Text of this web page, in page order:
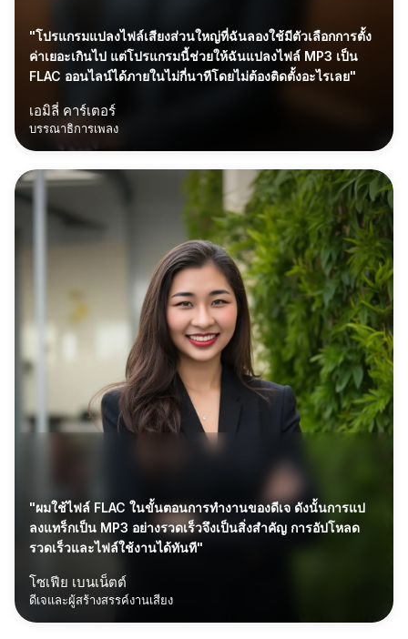
"โปรแกรมแปลงไฟล์เสียงส่วนใหญ่ที่ฉันลองใช้มีตัวเลือกการตั้ง
ค่าเยอะเกินไป แต่โปรแกรมนี้ช่วยให้ฉันแปลงไฟล์ MP3 เป็น
FLAC ออนไลน์ได้ภายในไม่กี่นาทีโดยไม่ต้องติดตั้งอะไรเลย"
เอมิลี่ คาร์เตอร์
บรรณาธิการเพลง
"ผมใช้ไฟล์ FLAC ในขั้นตอนการทำงานของดีเจ ดังนั้นการแป
ลงแทร็กเป็น MP3 อย่างรวดเร็วจึงเป็นสิ่งสำคัญ การอัปโหลด
รวดเร็วและไฟล์ใช้งานได้ทันที"
โซเฟีย เบนเน็ตต์
ดีเจและผู้สร้างสรรค์งานเสียง